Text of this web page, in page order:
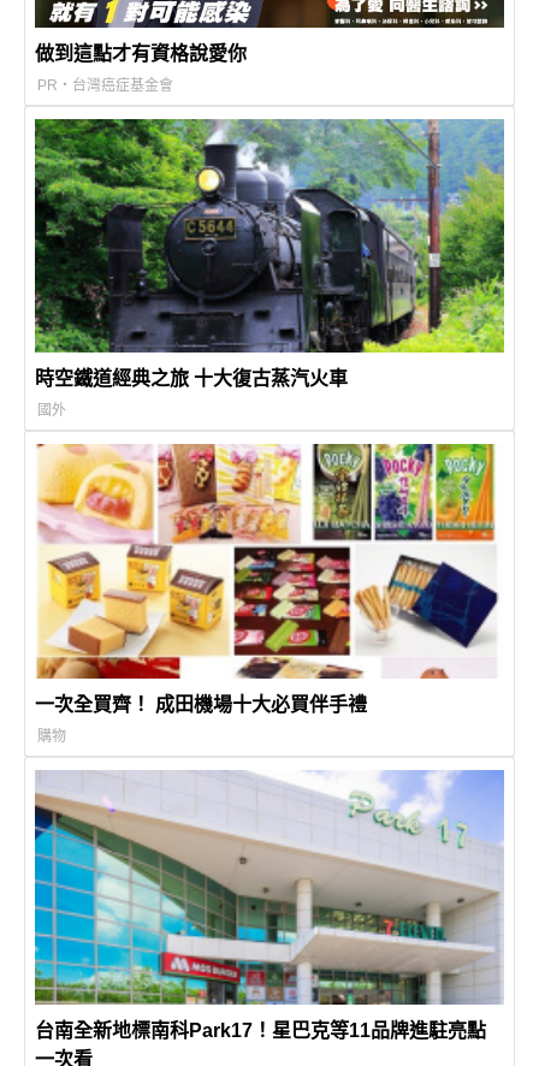
做到這點才有資格說愛你
PR・台灣癌症基金會
時空鐵道經典之旅 十大復古蒸汽火車
國外
一次全買齊！ 成田機場十大必買伴手禮
購物
台南全新地標南科Park17！星巴克等11品牌進駐亮點
一次看